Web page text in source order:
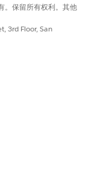
。保留所有权利。其他
3rd Floor, San